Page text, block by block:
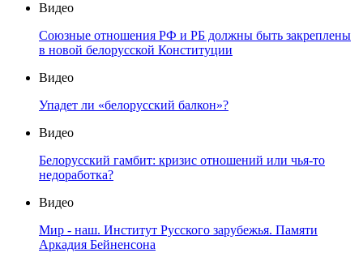
Видео
Союзные отношения РФ и РБ должны быть закреплены
в новой белорусской Конституции
Видео
Упадет ли «белорусский балкон»?
Видео
Белорусский гамбит: кризис отношений или чья-то
недоработка?
Видео
Мир - наш. Институт Русского зарубежья. Памяти
Аркадия Бейненсона